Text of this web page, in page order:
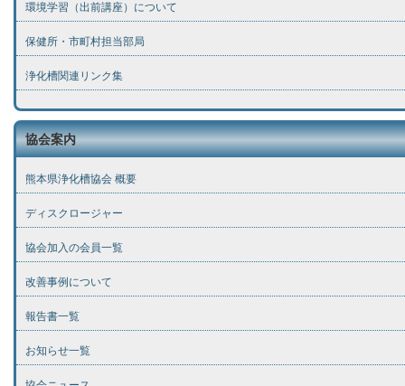
環境学習（出前講座）について
保健所・市町村担当部局
浄化槽関連リンク集
協会案内
熊本県浄化槽協会 概要
ディスクロージャー
協会加入の会員一覧
改善事例について
報告書一覧
お知らせ一覧